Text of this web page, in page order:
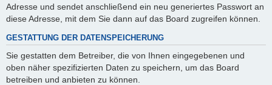
Adresse und sendet anschließend ein neu generiertes Passwort an
diese Adresse, mit dem Sie dann auf das Board zugreifen können.
GESTATTUNG DER DATENSPEICHERUNG
Sie gestatten dem Betreiber, die von Ihnen eingegebenen und
oben näher spezifizierten Daten zu speichern, um das Board
betreiben und anbieten zu können.